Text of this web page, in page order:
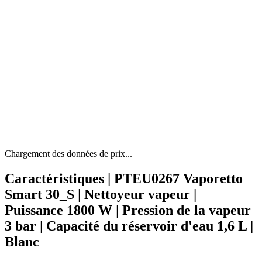
Chargement des données de prix...
Caractéristiques | PTEU0267 Vaporetto
Smart 30_S | Nettoyeur vapeur |
Puissance 1800 W | Pression de la vapeur
3 bar | Capacité du réservoir d'eau 1,6 L |
Blanc